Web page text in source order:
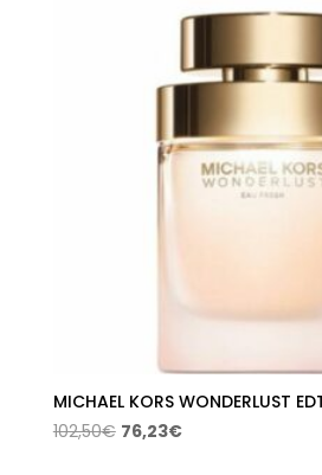
hasta
MICHAEL KORS WONDERLUST
102,50€ El
76,23€El